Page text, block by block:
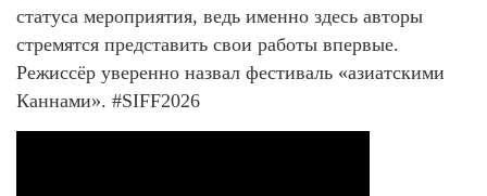
статуса мероприятия, ведь именно здесь авторы
стремятся представить свои работы впервые.
Режиссёр уверенно назвал фестиваль «азиатскими
Каннами». #SIFF2026